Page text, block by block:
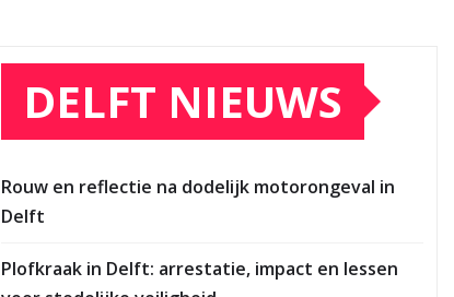
DELFT NIEUWS
Rouw en reflectie na dodelijk motorongeval in
Delft
Plofkraak in Delft: arrestatie, impact en lessen